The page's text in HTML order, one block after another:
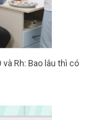
Rh: Bao lâu thì có